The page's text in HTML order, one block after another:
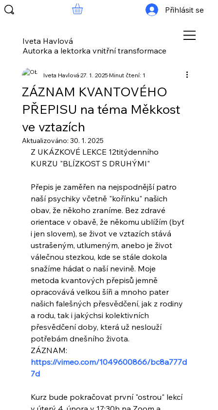
Iveta Havlová
Autorka a lektorka vnitřní transformace
Přihlásit se
ZÁZNAM KVANTOVÉHO
PŘEPISU na téma Měkkost
ve vztazích
Iveta Havlová27. 1. 2025Minut čtení: 1
Aktualizováno: 30. 1. 2025
Z UKÁZKOVÉ LEKCE 12titýdenního
KURZU "BLÍZKOST S DRUHÝMI"
Přepis je zaměřen na nejspodnější patro
naší psychiky včetně "kořínku" našich
obav, že někoho zraníme. Bez zdravé
orientace v obavě, že někomu ublížím (byť
i jen slovem), se život ve vztazích stává
ustrašeným, utlumeným, anebo je život
válečnou stezkou, kde se stále dokola
snažíme hádat o naší nevině. Moje
metoda kvantových přepisů jemně
opracovává velkou šíři a mnoho pater
našich falešných přesvědčení, jak z rodiny
a rodu, tak i jakýchsi kolektivních
přesvědčení doby, která už neslouží
potřebám dnešního života.
ZÁZNAM:
https://vimeo.com/1049600866/bc8a777d
7d
Kurz bude pokračovat první "ostrou" lekcí